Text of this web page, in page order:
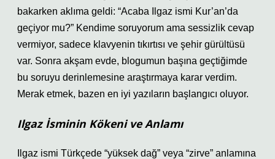
bakarken aklıma geldi: “Acaba Ilgaz ismi Kur’an’da
geçiyor mu?” Kendime soruyorum ama sessizlik cevap
vermiyor, sadece klavyenin tıkırtısı ve şehir gürültüsü
var. Sonra akşam evde, blogumun başına geçtiğimde
bu soruyu derinlemesine araştırmaya karar verdim.
Merak etmek, bazen en iyi yazıların başlangıcı oluyor.
Ilgaz İsminin Kökeni ve Anlamı
Ilgaz ismi Türkçede “yüksek dağ” veya “zirve” anlamına